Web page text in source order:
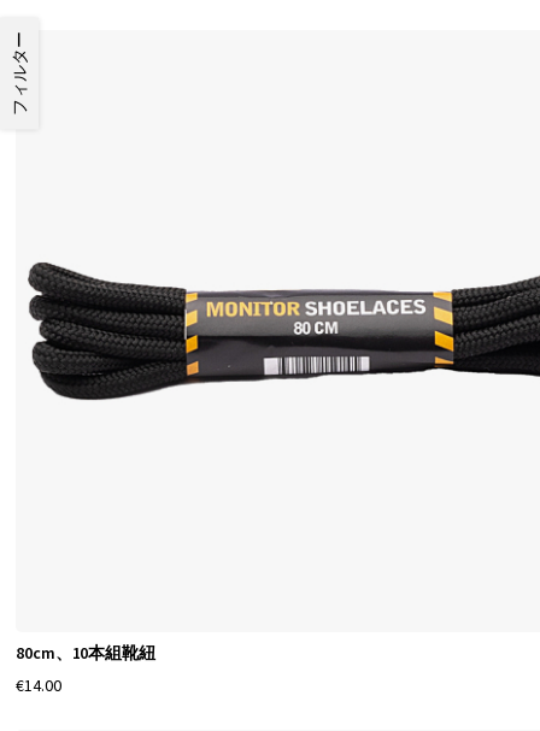
80cm、10本組靴紐
€14.00
フィルター